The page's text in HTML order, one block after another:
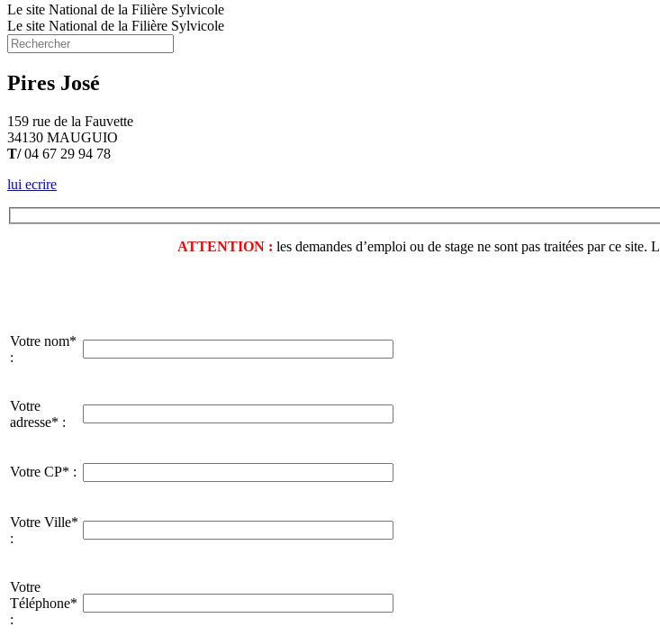
Le site National de la Filière Sylvicole
Le site National de la Filière Sylvicole
Pires José
159 rue de la Fauvette
34130 MAUGUIO
T/04 67 29 94 78
lui ecrire
ATTENTION : les demandes d’emploi ou de stage ne sont pas traitées par ce site.
Votre nom*
:
Votre
adresse* :
Votre CP* :
Votre Ville*
:
Votre
Téléphone*
: